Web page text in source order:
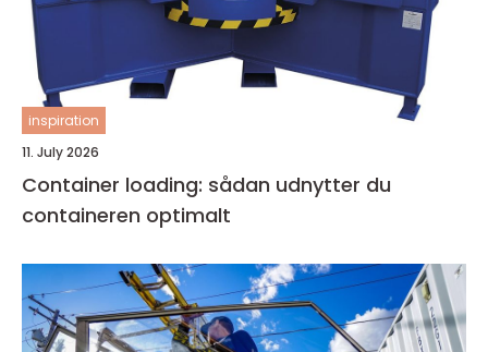
inspiration
11. July 2026
Container loading: sådan udnytter du
containeren optimalt